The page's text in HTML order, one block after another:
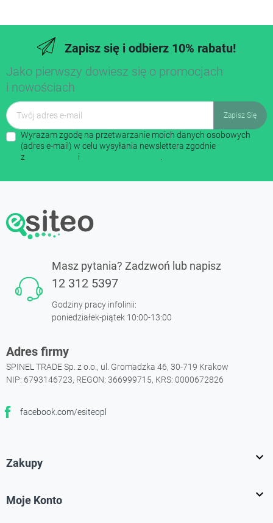
Zapisz się i odbierz 10% rabatu!
Jako pierwszy dowiesz się o promocjach
i nowościach
Wyrażam zgodę na przetwarzanie moich danych osobowych
(adres e-mail) w celu wysyłania newslettera zgodnie
z
i
Masz pytania? Zadzwoń lub napisz
12 312 5397
Godziny pracy infolinii:
poniedziałek-piątek 10:00-13:00
Adres firmy
SPINEL TRADE Sp. z o.o., ul. Gromadzka 46, 30-719 Krakow
NIP: 6793146723, REGON: 366999715, KRS: 0000672826
facebook.com/esiteopl
Facebook
Zakupy 
Moje Konto 